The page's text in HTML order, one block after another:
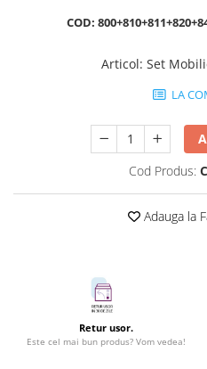
COD:
Articol: Set
LA
Cod Produs:
Adauga la
Retur usor.
Este cel mai bun produs? Vom vedea!